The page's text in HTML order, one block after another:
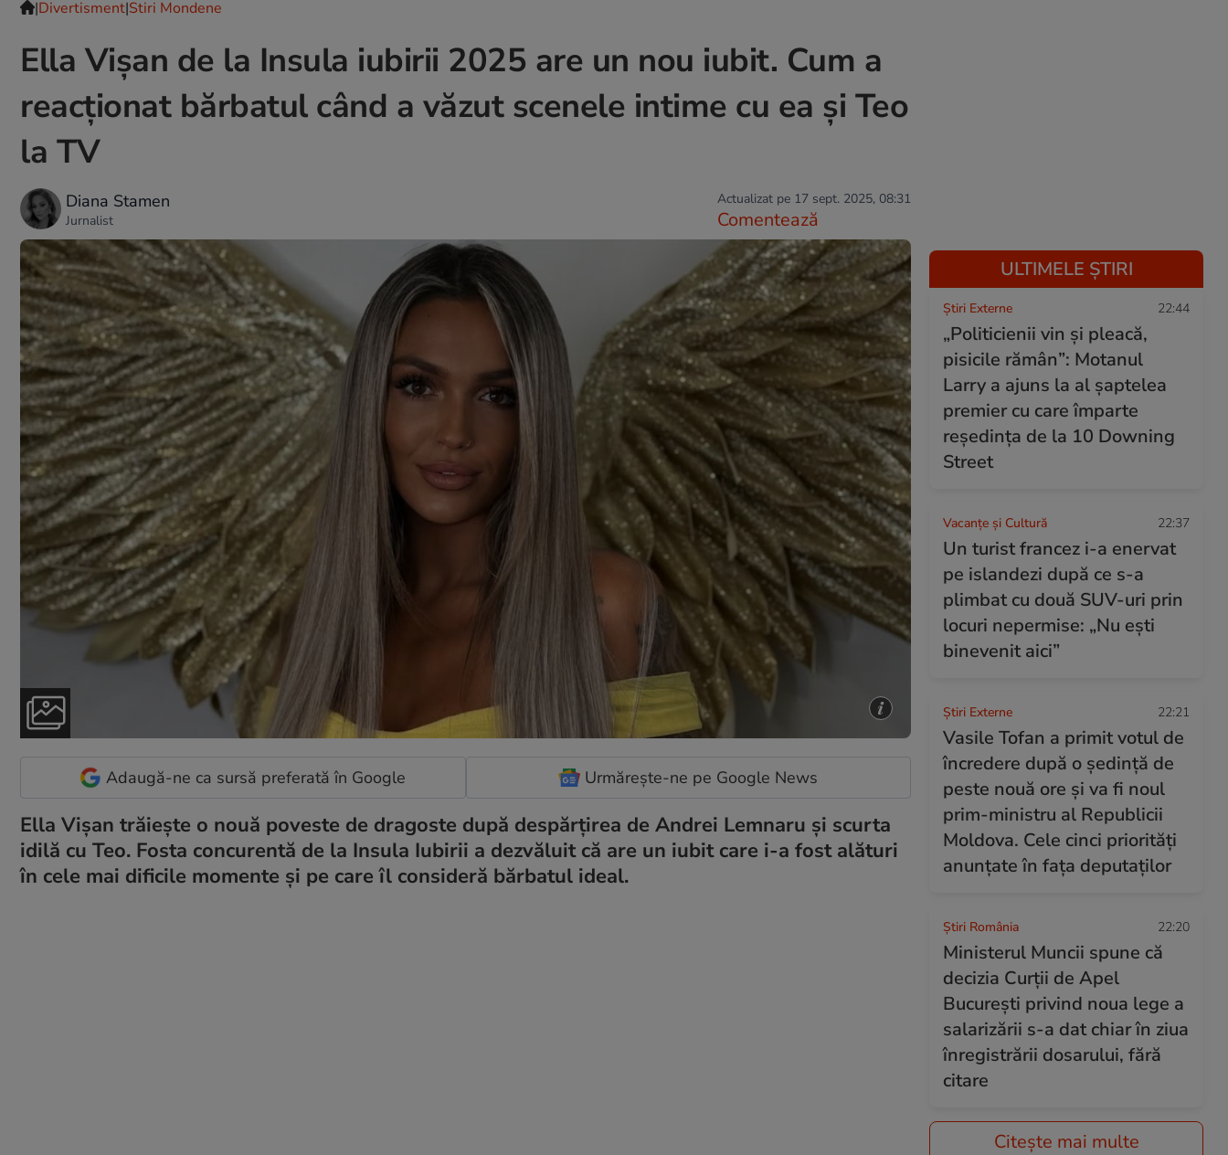
|Divertisment|Stiri Mondene
Ella Vișan de la Insula iubirii 2025 are un nou iubit. Cum a
reacționat bărbatul când a văzut scenele intime cu ea și Teo
la TV
Diana Stamen
Jurnalist
Actualizat pe 17 sept. 2025, 08:31
Comentează
Adaugă-ne ca sursă preferată în Google Urmărește-ne pe Google News
Ella Vișan trăiește o nouă poveste de dragoste după despărțirea de Andrei Lemnaru și scurta
idilă cu Teo. Fosta concurentă de la Insula Iubirii a dezvăluit că are un iubit care i-a fost alături
în cele mai dificile momente și pe care îl consideră bărbatul ideal.
ULTIMELE ȘTIRI
Știri Externe 22:44
„Politicienii vin și pleacă,
pisicile rămân”: Motanul
Larry a ajuns la al șaptelea
premier cu care împarte
reședința de la 10 Downing
Street
Vacanțe și Cultură 22:37
Un turist francez i-a enervat
pe islandezi după ce s-a
plimbat cu două SUV-uri prin
locuri nepermise: „Nu ești
binevenit aici”
Știri Externe 22:21
Vasile Tofan a primit votul de
încredere după o ședință de
peste nouă ore și va fi noul
prim-ministru al Republicii
Moldova. Cele cinci priorități
anunțate în fața deputaților
Știri România 22:20
Ministerul Muncii spune că
decizia Curții de Apel
București privind noua lege a
salarizării s-a dat chiar în ziua
înregistrării dosarului, fără
citare
Citește mai multe